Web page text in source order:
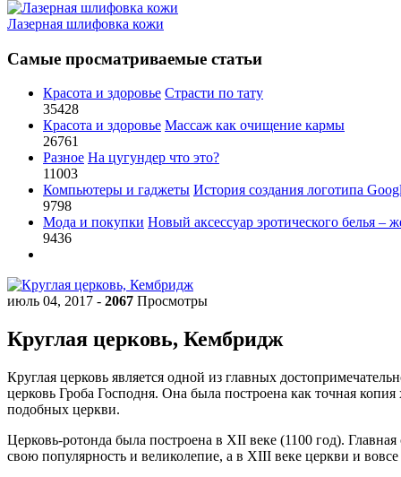
Лазерная шлифовка кожи
Самые просматриваемые статьи
Красота и здоровье Страсти по тату
35428
Красота и здоровье Массаж как очищение кармы
26761
Разное На цугундер что это?
11003
Компьютеры и гаджеты История создания логотипа
9798
Мода и покупки Новый аксессуар эротического белья –
9436
июль 04, 2017 - 2067 Просмотры
Круглая церковь, Кембридж
Круглая церковь является одной из главных
церковь Гроба Господня. Она была построена как точная
подобных церкви.
Церковь-ротонда была построена в XII веке (1100 год).
свою популярность и великолепие, а в XIII веке церкви и вовсе